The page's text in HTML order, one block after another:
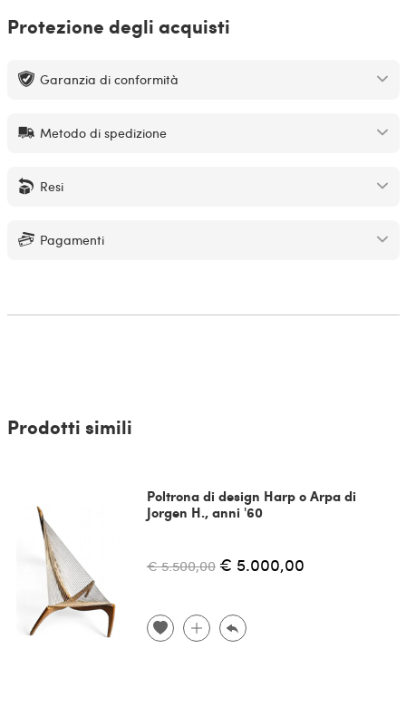
Protezione degli acquisti
Garanzia di conformità
Metodo di spedizione
Resi
Pagamenti
Prodotti simili
Poltrona di design Harp o Arpa di
Jorgen H., anni '60
€ 5.500,00 € 5.000,00